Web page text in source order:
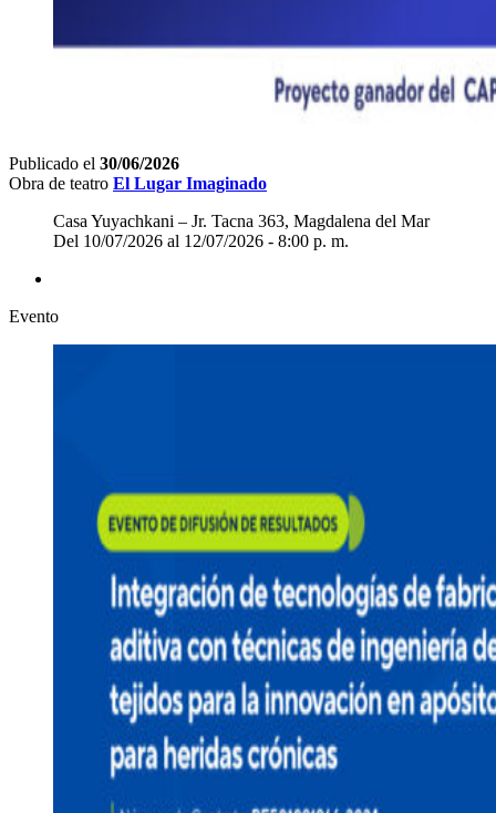
Publicado el 30/06/2026
Obra de teatro El Lugar Imaginado
Casa Yuyachkani – Jr. Tacna 363, Magdalena del Mar
Del 10/07/2026 al 12/07/2026 - 8:00 p. m.
Evento